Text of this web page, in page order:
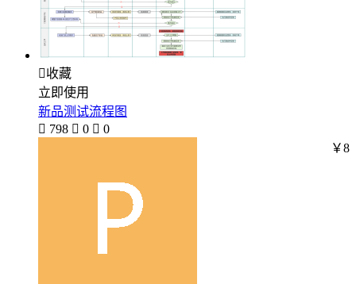
收藏
立即使用
新品测试流程图
 798  0  0
￥8